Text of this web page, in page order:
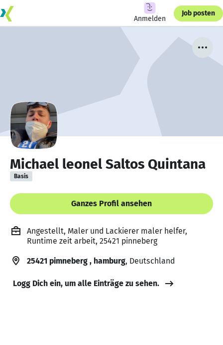
Anmelden
Job posten
Michael leonel Saltos Quintana
Basis
Ganzes Profil ansehen
Angestellt, Maler und Lackierer maler helfer,
Runtime zeit arbeit, 25421 pinneberg
25421 pimneberg , hamburg, Deutschland
Logg Dich ein, um alle Einträge zu sehen.